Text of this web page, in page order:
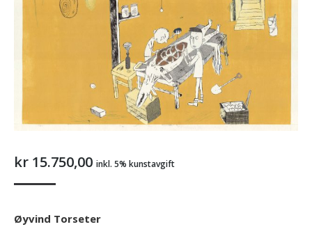
kr 15.750,00 inkl. 5% kunstavgift
Øyvind Torseter